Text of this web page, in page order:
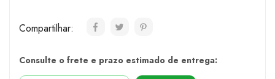
Compartilhar:
Consulte o frete e prazo estimado de entrega: